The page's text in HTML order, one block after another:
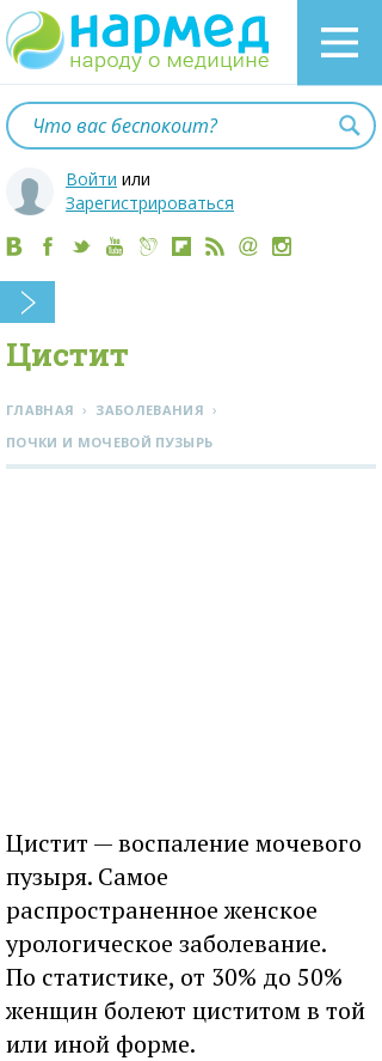
Войти или
Зарегистрироваться
Цистит
ГЛАВНАЯ › ЗАБОЛЕВАНИЯ ›
ПОЧКИ И МОЧЕВОЙ ПУЗЫРЬ
Цистит — воспаление мочевого
пузыря. Самое
распространенное женское
урологическое заболевание.
По статистике, от 30% до 50%
женщин болеют циститом в той
или иной форме.